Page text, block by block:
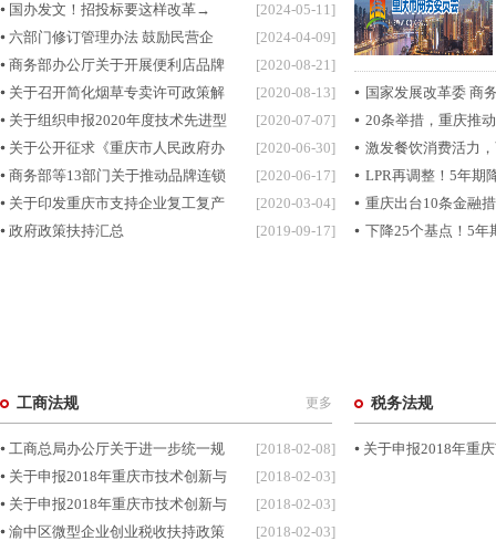
国办发文！招投标要这样改革→
[2024-05-11]
六部门修订管理办法 鼓励民营企
[2024-04-09]
商务部办公厅关于开展便利店品牌
[2020-08-21]
关于召开简化烟草专卖许可政策解
[2020-08-13]
关于组织申报2020年度技术先进型
[2020-07-07]
关于公开征求《重庆市人民政府办
[2020-06-30]
商务部等13部门关于推动品牌连锁
[2020-06-17]
关于印发重庆市支持企业复工复产
[2020-03-04]
政府政策扶持汇总
[2019-09-17]
国家发展改革委 商
20条举措，重庆推
激发餐饮消费活力
LPR再调整！5年期
重庆出台10条金融
下降25个基点！5年
工商法规 更多
工商总局办公厅关于进一步统一规
[2018-02-08]
关于申报2018年重庆市技术创新与
[2018-02-03]
关于申报2018年重庆市技术创新与
[2018-02-03]
渝中区微型企业创业税收扶持政策
[2018-02-03]
税务法规
关于申报2018年重